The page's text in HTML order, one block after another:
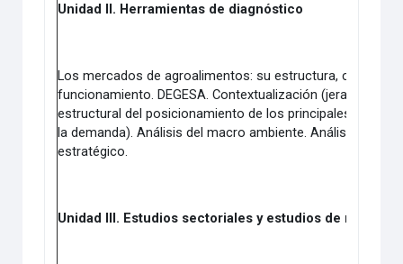
Unidad II. Herramientas de diagnóstico
Los mercados de agroalimentos: su estructura,
funcionamiento. DEGESA. Contextualización
estructural del posicionamiento de los principales
la demanda). Análisis del macro ambiente. Análisis del
estratégico.
Unidad III. Estudios sectoriales y estudios de mercado